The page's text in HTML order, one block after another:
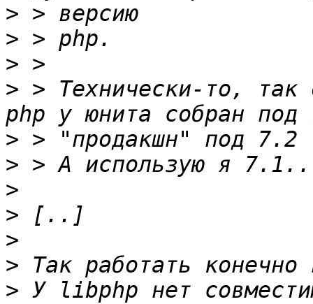
>
>
>
> > Технически-то, так
>
>
>
>
>
>
> У libphp нет